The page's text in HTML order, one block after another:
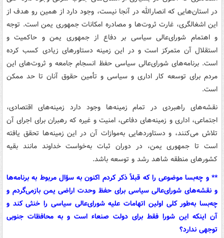
در استان‌هایی که انصارالله در آنجا نیست، وجود دارد از همین رو هدف از
این اشغالگری، غارت ثروت‌ها و مصادره امکانات جمهوری یمن است. توجه
و اهتمام شورای‌عالی سیاسی بر دفاع از جمهوری یمن و حاکمیت و
استقلال آن متمرکز است و در این زمینه دستاورهای زیادی کسب کرده
است. برنامه‌های شورای‌عالی سیاسی حفظ انسجام جامعه و ثروت‌های این
مردم برای توسعه کار اداری و سیاسی و تأمین حقوق آنان تا حد ممکن
است.
نقشه‌های راهبردی در تمام زمینه‌ها وجود دارد زمینه‌های اقتصادی،
اجتماعی، اداری و زمینه‌های دفاعی، امنیت و غیره که رهبران برای اجرای آن
تلاش می‌کنند، و دستاوردهایی به‌موازات آن در این زمینه‌ها تحقق یافته
است تا جمهوری یمن،‌ در دوران ثبات به‌خواست خداوند مانند بقیه
کشورهای منطقه شاهد رشد و توسعه باشد.
** و چه‌بسا موضوعی را که قبلاً ذکر کردم اکنون به سؤال مربوط به برنامه‌ها
و نقشه‌های شورای‌عالی سیاسی برای حفظ وحدت اراضی یمن بازمی‌گردم و
چه‌بسا به‌طور کلی اولین اتهامات علیه شورای‌عالی سیاسی را خنثی کند و
آن اینکه این شورا فقط برای دولت صنعاء است و به محافظات جنوبی
توجهی ندارد؟